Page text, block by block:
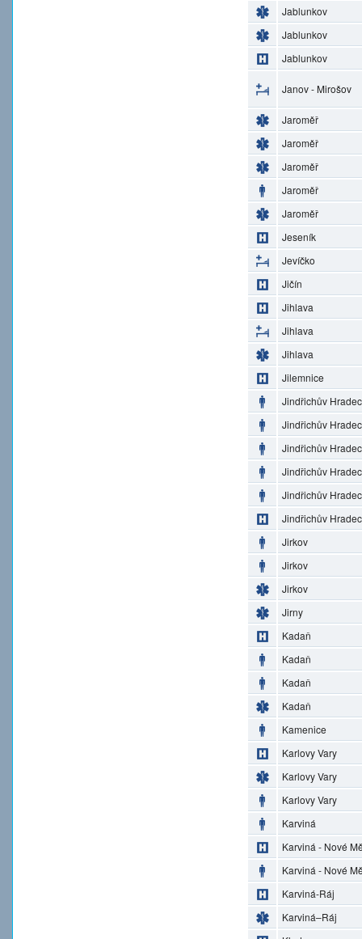
Jablunkov
Jablunkov
Jablunkov
Janov - Mirošov
Jaroměř
Jaroměř
Jaroměř
Jaroměř
Jaroměř
Jeseník
Jevíčko
Jičín
Jihlava
Jihlava
Jihlava
Jilemnice
Jindřichův Hradec
Jindřichův Hradec
Jindřichův Hradec
Jindřichův Hradec
Jindřichův Hradec
Jindřichův Hradec
Jirkov
Jirkov
Jirkov
Jirny
Kadaň
Kadaň
Kadaň
Kadaň
Kamenice
Karlovy Vary
Karlovy Vary
Karlovy Vary
Karviná
Karviná - Nové
Karviná - Nové
Karviná-Ráj
Karviná–Ráj